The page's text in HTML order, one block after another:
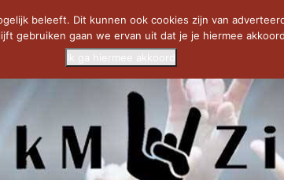
PRIDE OF LIONS – U... SAVATAGE KOMT TERUG IN 0...
beleeft. Dit kunnen ook cookies zijn van
gebruiken gaan we ervan uit dat je je hiermee
Ik ga hiermee akkoord